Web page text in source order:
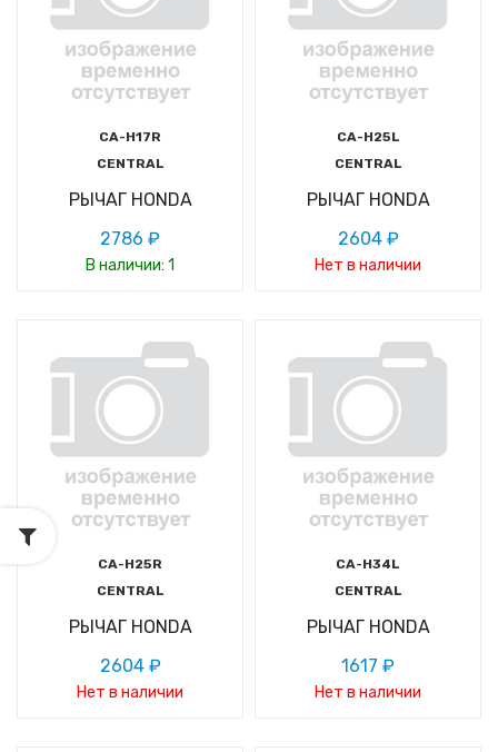
CA-H17R
CENTRAL
РЫЧАГ HONDA
2786 ₽
В наличии: 1
CA-H25L
CENTRAL
РЫЧАГ HONDA
2604 ₽
Нет в наличии
CA-H25R
CENTRAL
РЫЧАГ HONDA
2604 ₽
Нет в наличии
CA-H34L
CENTRAL
РЫЧАГ HONDA
1617 ₽
Нет в наличии